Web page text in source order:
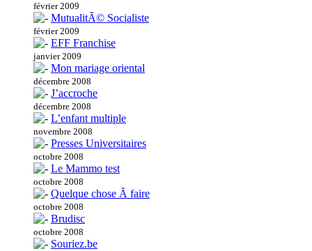
février 2009
MutualitÃ© Socialiste
février 2009
EFF Franchise
janvier 2009
Mon mariage oriental
décembre 2008
J’accroche
décembre 2008
L’enfant multiple
novembre 2008
Presses Universitaires
octobre 2008
Le Mammo test
octobre 2008
Quelque chose Ã faire
octobre 2008
Brudisc
octobre 2008
Souriez.be